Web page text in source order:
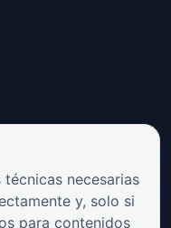
técnicas necesarias
y, solo si
para contenidos